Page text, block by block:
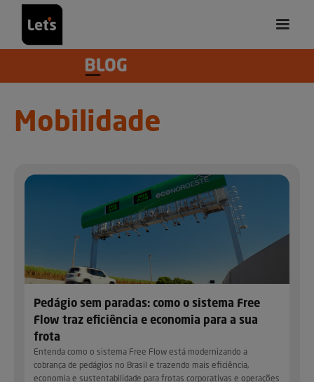
Mobilidade
Pedágio sem paradas: como o sistema Free
Flow traz eficiência e economia para a sua
frota
Entenda como o sistema Free Flow está modernizando a
cobrança de pedágios no Brasil e trazendo mais eficiência,
economia e sustentabilidade para frotas corporativas e operações